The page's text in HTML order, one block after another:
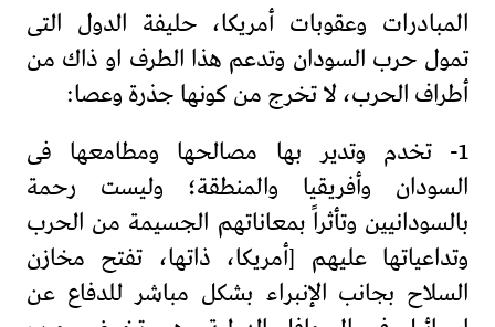
المبادرات وعقوبات أمريكا، حليفة الدول التى
تمول حرب السودان وتدعم هذا الطرف او ذاك من
أطراف الحرب، لا تخرج من كونها جذرة وعصا:
1- تخدم وتدير بها مصالحها ومطامعها فى
السودان وأفريقيا والمنطقة؛ وليست رحمة
بالسودانيين وتأثراً بمعاناتهم الجسيمة من الحرب
وتداعياتها عليهم [أمريكا، ذاتها، تفتح مخازن
السلاح بجانب الإنبراء بشكل مباشر للدفاع عن